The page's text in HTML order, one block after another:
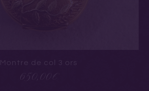
Montre de col 3 ors
650,00 €